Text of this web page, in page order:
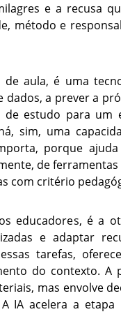
e a recusa
método e
aula, é uma
dados, a prever a
estudo para um
sim, uma
porque
de
com critério
educadores, é a
e adaptar
tarefas,
do contexto. A
mas envolve
IA acelera a etapa